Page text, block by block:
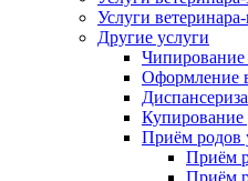
Услуги
Другие услуги
Оформление
Купирование
Приём родов
Приём
Приём